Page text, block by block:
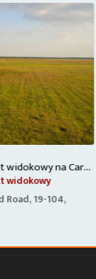
P
unkt widokowy na Carskiej Drodze
widokowy
Road, 19-104,